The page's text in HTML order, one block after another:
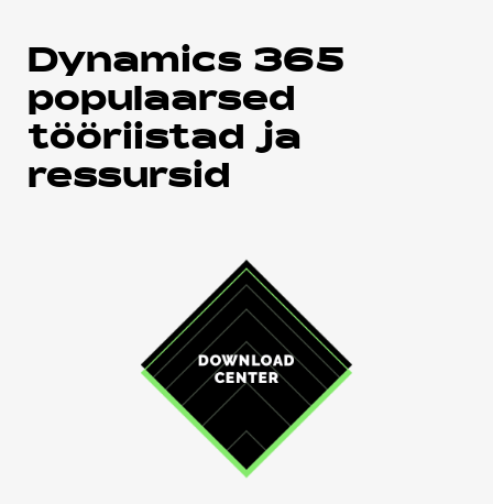
Dynamics 365
populaarsed
tööriistad ja
ressursid